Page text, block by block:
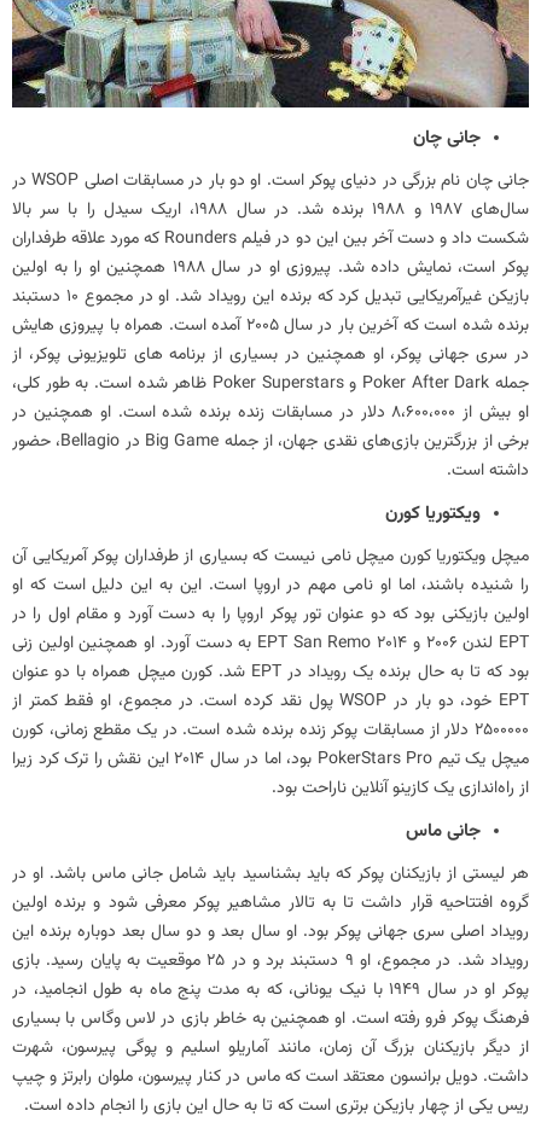
جانی چان
جانی چان نام بزرگی در دنیای پوکر است. او دو بار در مسابقات اصلی WSOP در
سال‌های 1987 و 1988 برنده شد. در سال 1988، اریک سیدل را با سر بالا
شکست داد و دست آخر بین این دو در فیلم Rounders که مورد علاقه طرفداران
پوکر است، نمایش داده شد. پیروزی او در سال 1988 همچنین او را به اولین
بازیکن غیرآمریکایی تبدیل کرد که برنده این رویداد شد. او در مجموع 10 دستبند
برنده شده است که آخرین بار در سال 2005 آمده است. همراه با پیروزی هایش
در سری جهانی پوکر، او همچنین در بسیاری از برنامه های تلویزیونی پوکر، از
جمله Poker After Dark و Poker Superstars ظاهر شده است. به طور کلی،
او بیش از 8،600،000 دلار در مسابقات زنده برنده شده است. او همچنین در
برخی از بزرگترین بازی‌های نقدی جهان، از جمله Big Game در Bellagio، حضور
داشته است.
ویکتوریا کورن
میچل ویکتوریا کورن میچل نامی نیست که بسیاری از طرفداران پوکر آمریکایی آن
را شنیده باشند، اما او نامی مهم در اروپا است. این به این دلیل است که او
اولین بازیکنی بود که دو عنوان تور پوکر اروپا را به دست آورد و مقام اول را در
EPT لندن 2006 و EPT San Remo 2014 به دست آورد. او همچنین اولین زنی
بود که تا به حال برنده یک رویداد در EPT شد. کورن میچل همراه با دو عنوان
EPT خود، دو بار در WSOP پول نقد کرده است. در مجموع، او فقط کمتر از
2500000 دلار از مسابقات پوکر زنده برنده شده است. در یک مقطع زمانی، کورن
میچل یک تیم PokerStars Pro بود، اما در سال 2014 این نقش را ترک کرد زیرا
از راه‌اندازی یک کازینو آنلاین ناراحت بود.
جانی ماس
هر لیستی از بازیکنان پوکر که باید بشناسید باید شامل جانی ماس باشد. او در
گروه افتتاحیه قرار داشت تا به تالار مشاهیر پوکر معرفی شود و برنده اولین
رویداد اصلی سری جهانی پوکر بود. او سال بعد و دو سال بعد دوباره برنده این
رویداد شد. در مجموع، او 9 دستبند برد و در 25 موقعیت به پایان رسید. بازی
پوکر او در سال 1949 با نیک یونانی، که به مدت پنج ماه به طول انجامید، در
فرهنگ پوکر فرو رفته است. او همچنین به خاطر بازی در لاس وگاس با بسیاری
از دیگر بازیکنان بزرگ آن زمان، مانند آماریلو اسلیم و پوگی پیرسون، شهرت
داشت. دویل برانسون معتقد است که ماس در کنار پیرسون، ملوان رابرتز و چیپ
ریس یکی از چهار بازیکن برتری است که تا به حال این بازی را انجام داده است.